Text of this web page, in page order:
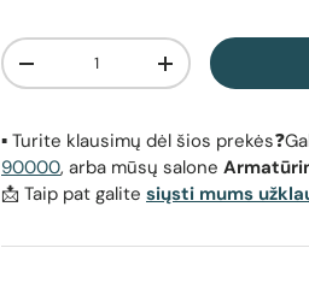
Kiekis
Sumažinti kiekį
Padidinti kiekį
▪️ Turite klausimų dėl šios
90000, arba mūsų salone
📩 Taip pat galite siųsti mums